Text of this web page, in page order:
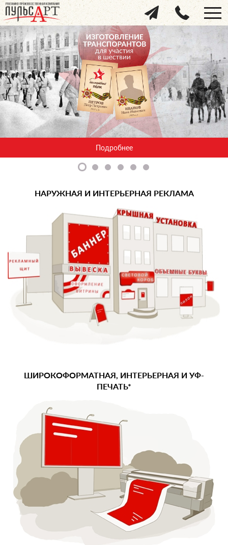
Подробнее
Изготовление вывесок в Твери
НАРУЖНАЯ И ИНТЕРЬЕРНАЯ РЕКЛАМА
ШИРОКОФОРМАТНАЯ, ИНТЕРЬЕРНАЯ И УФ-
ПЕЧАТЬ*